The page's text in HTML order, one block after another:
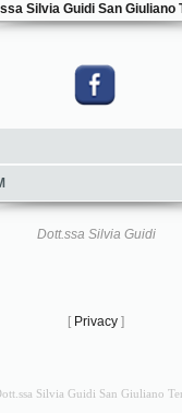
Silvia Guidi San Giuliano
Dott.ssa Silvia Guidi
[ Privacy ]
Silvia Guidi San Giuliano